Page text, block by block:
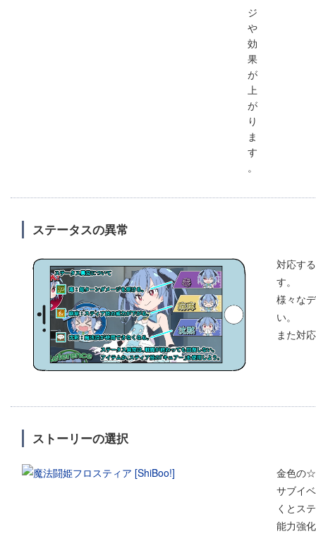
ジ
や
効
果
が
上
が
り
ま
す
。
ステータスの異常
対応す
す。
様々な
い。
また対
ストーリーの選択
金色の☆
サブイ
くとス
能力強